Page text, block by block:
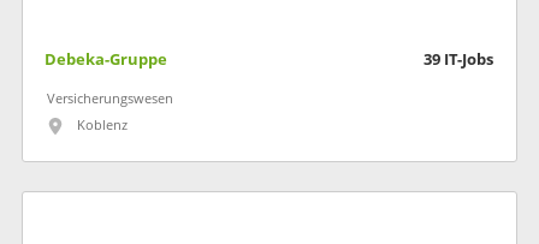
Debeka-Gruppe 39 IT-Jobs
Versicherungswesen
Koblenz